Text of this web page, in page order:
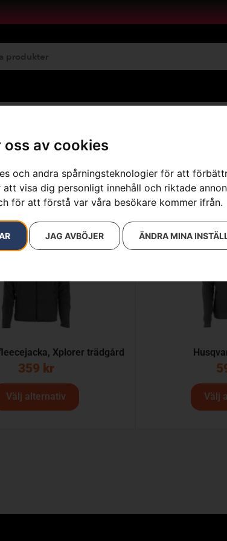
oss av cookies
och andra spårningsteknologier för att
visa dig personligt innehåll och riktade
för att förstå var våra besökare kommer ifrån.
JAG AVBÖJER ÄNDRA MINA
Xplorer trädgård
359 kr
Välj alternativ Välj